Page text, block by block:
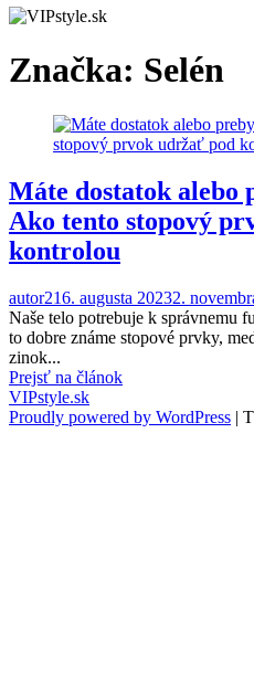
Značka: Selén
Máte dostatok alebo
Ako tento stopový
kontrolou
autor216. augusta 20232.
Naše telo potrebuje k správnemu
to dobre známe stopové prvky,
zinok...
Prejsť na článok
VIPstyle.sk
Proudly powered by WordPress |